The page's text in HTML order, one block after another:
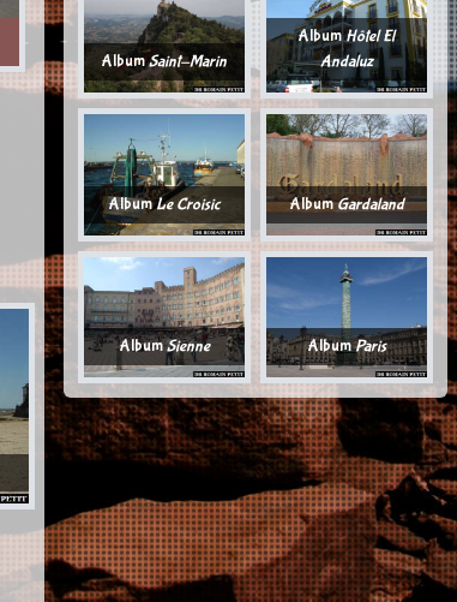
AlbumSaint-Marin
AlbumHôtel El
Andaluz
AlbumLe Croisic AlbumGardaland
AlbumSienne AlbumParis